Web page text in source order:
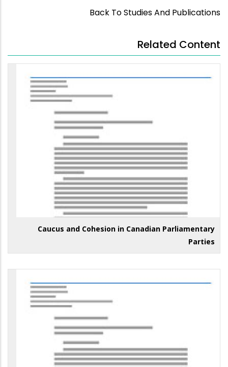
Back To Studies And Publications
Related Content
Caucus and Cohesion in Canadian Parliamentary
Parties